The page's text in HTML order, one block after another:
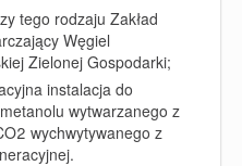
tego rodzaju Zakład
Węgiel
Zielonej Gospodarki;
instalacja do
wytwarzanego z
wychwytywanego z